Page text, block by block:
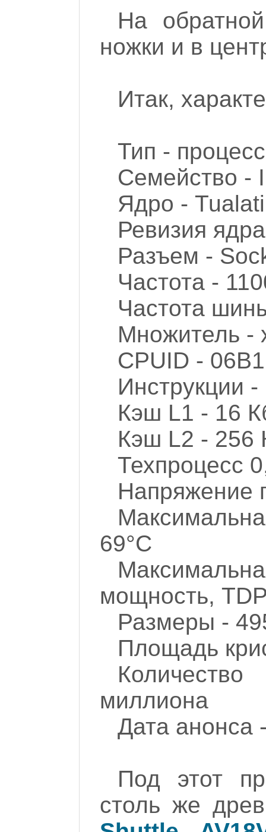
На
ножки и в
Итак,
Тип -
Семейство -
Ядро -
Ревизия
Разъем -
Частота -
Частота
Множитель -
CPUID -
Инструкции
Кэш L1 - 16
Кэш L2 - 256
Техпроцесс
Напряжение
69°C
мощность,
Размеры -
Площадь
миллиона
Дата анонса
Под этот
столь же